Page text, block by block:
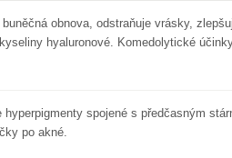
obnova, odstraňuje vrásky,
hyaluronové. Komedolytické
hyperpigmenty spojené s předčasným
po akné.